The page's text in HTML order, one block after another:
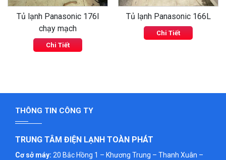
Tủ lạnh Panasonic 176l
chạy mạch
Chi Tiết
Tủ lạnh Panasonic 166L
Chi Tiết
THÔNG TIN CÔNG TY
TRUNG TÂM ĐIỆN LẠNH TOÀN PHÁT
Cơ sở máy: 20 Bắc Hồng 1 – Khương Trung – Thanh Xuân –